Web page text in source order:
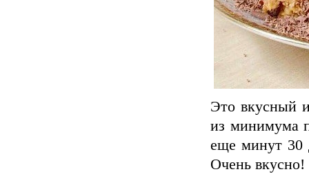
Это вкусный
из минимума
еще минут 30
Очень вкусно!